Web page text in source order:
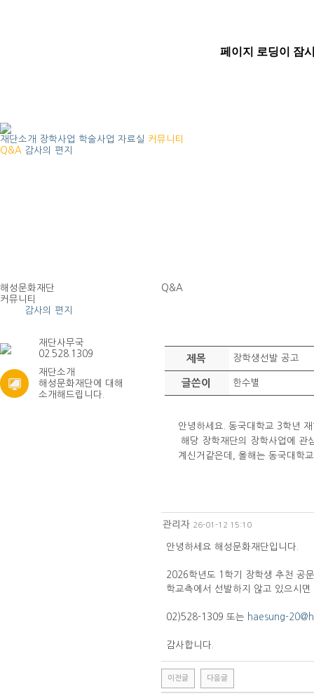
재단소개 장학사업 학술사업 자료실 커뮤니티
Q&A 감사의 편지
해성문화재단
커뮤니티
감사의 편지
재단사무국
02.528.1309
재단소개
해성문화재단에 대해
소개해드립니다.
Q&A
제목 장학생선발 공고
글쓴이 한수별
안녕하세요. 동국대학교 3학년
해당 장학재단의 장학사업에 관
계신거같은데, 올해는 동국대학
관리자 26-01-12 15:10
안녕하세요 해성문화재단입니다.
2026학년도 1학기 장학생 추천 공
학교측에서 선발하지 않고 있으시
02)528-1309 또는 haesung-
감사합니다.
이전글 다음글